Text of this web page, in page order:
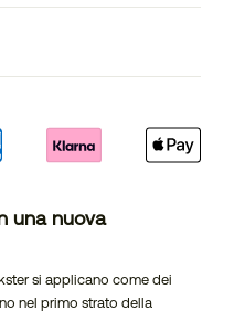
una nuova
si applicano come dei
nel primo strato della